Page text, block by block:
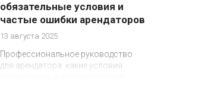
обязательные условия и
частые ошибки арендаторов
13 августа 2025
Профессиональное руководство
для арендатора: какие условия